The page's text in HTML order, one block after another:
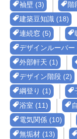
袖壁 (3)
階
建築豆知識 (18)
連続窓 (5)
デザインルーバー
外部軒天 (1)
デザイン階段 (2)
綱登り (1)
浴室 (11)
電気関係 (10)
無垢材 (13)